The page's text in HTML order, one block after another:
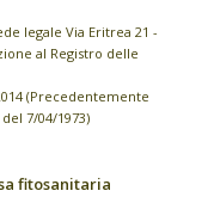
legale Via Eritrea 21 -
al Registro delle
(Precedentemente
7/04/1973)
fitosanitaria